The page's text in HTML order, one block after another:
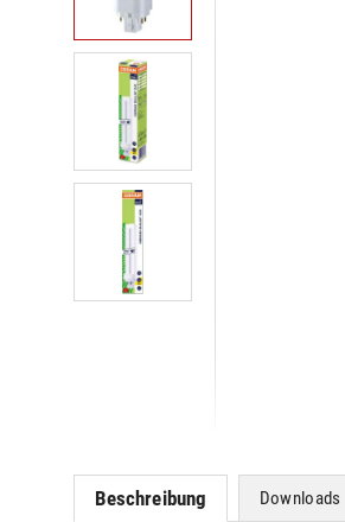
Beschreibung Downloads